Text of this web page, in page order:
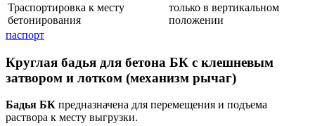
Траспортировка к месту
бетонирования
только в вертикальном
положении
паспорт
Круглая бадья для бетона БК с клешневым
затвором и лотком (механизм рычаг)
Бадья БК предназначена для перемещения и подъема
раствора к месту выгрузки.